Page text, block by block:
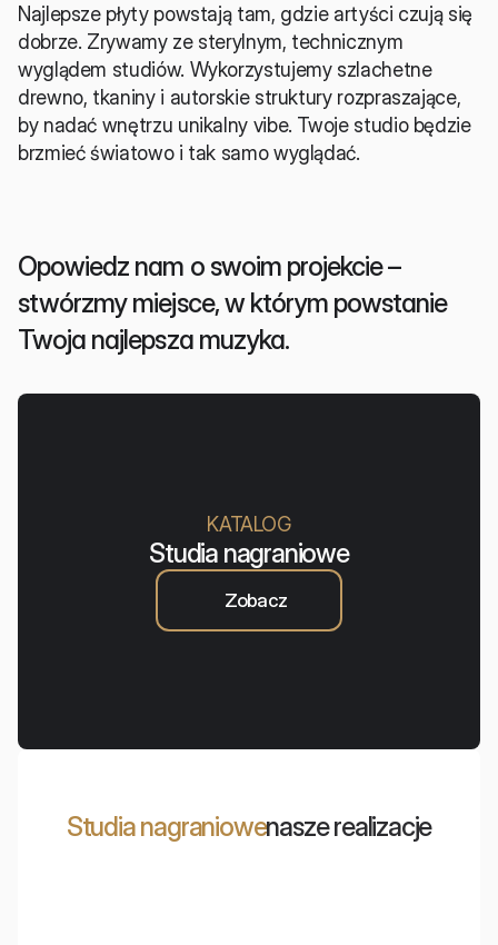
Najlepsze płyty powstają tam, gdzie artyści czują się
dobrze. Zrywamy ze sterylnym, technicznym
wyglądem studiów. Wykorzystujemy szlachetne
drewno, tkaniny i autorskie struktury rozpraszające,
by nadać wnętrzu unikalny vibe. Twoje studio będzie
brzmieć światowo i tak samo wyglądać.
Opowiedz nam o swoim projekcie –
stwórzmy miejsce, w którym powstanie
Twoja najlepsza muzyka.
KATALOG
Studia nagraniowe
Zobacz
Studia nagraniowenasze realizacje